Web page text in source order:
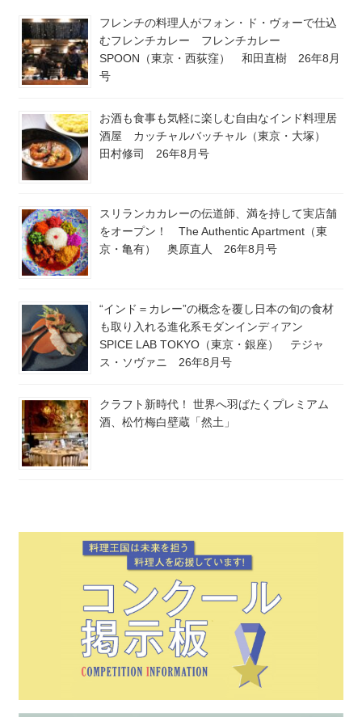
フレンチの料理人がフォン・ド・ヴォーで仕込
むフレンチカレー フレンチカレー
SPOON（東京・西荻窪） 和田直樹 26年8月
号
お酒も食事も気軽に楽しむ自由なインド料理居
酒屋 カッチャルバッチャル（東京・大塚）
田村修司 26年8月号
スリランカカレーの伝道師、満を持して実店舗
をオープン！ The Authentic Apartment（東
京・亀有） 奥原直人 26年8月号
“インド＝カレー”の概念を覆し日本の旬の食材
も取り入れる進化系モダンインディアン
SPICE LAB TOKYO（東京・銀座） テジャ
ス・ソヴァニ 26年8月号
クラフト新時代！ 世界へ羽ばたくプレミアム
酒、松竹梅白壁蔵「然土」